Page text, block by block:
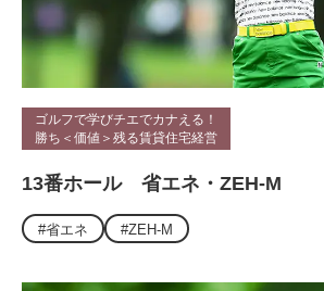
ゴルフで学びチエでカナえる！
勝ち＜価値＞残る賃貸住宅経営
13番ホール 省エネ・ZEH-M
#省エネ #ZEH-M